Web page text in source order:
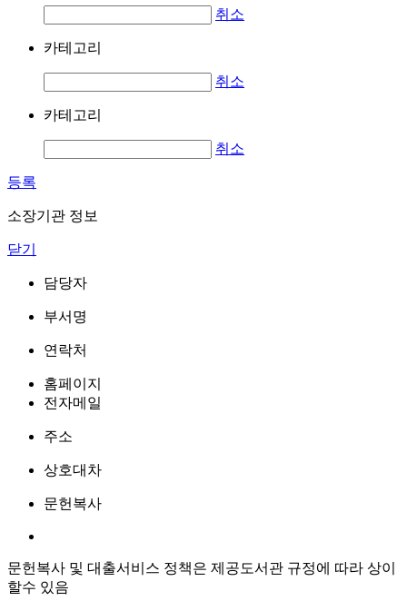
취소
카테고리
취소
카테고리
취소
등록
소장기관 정보
닫기
담당자
부서명
연락처
홈페이지
전자메일
주소
상호대차
문헌복사
문헌복사 및 대출서비스 정책은 제공도서관 규정에 따라 상이
할수 있음